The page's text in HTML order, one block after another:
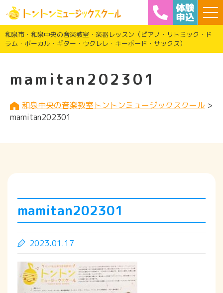
和泉市・和泉中央の音楽教室・楽器レッスン（ピアノ・リトミック・ド
ラム・ボーカル・ギター・ウクレレ・キーボード・サックス）
mamitan202301
和泉中央の音楽教室トントンミュージックスクール >
mamitan202301
mamitan202301
2023.01.17